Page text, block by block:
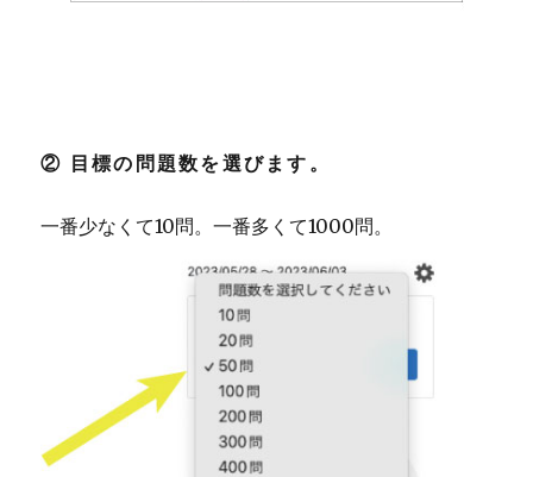
② 目標の問題数を選びます。
一番少なくて10問。一番多くて1000問。